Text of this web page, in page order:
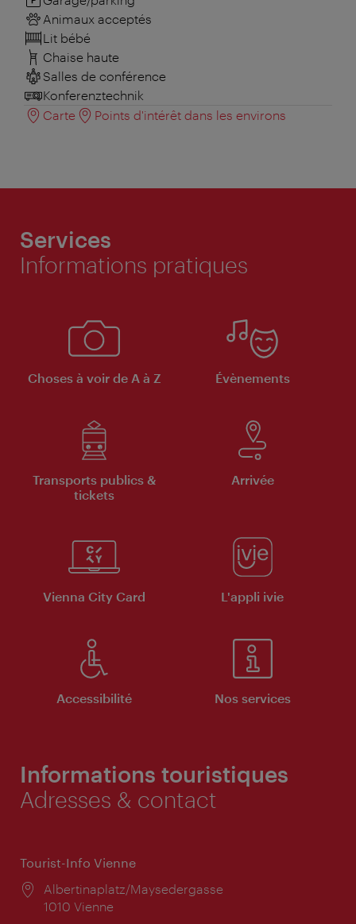
Animaux acceptés
Lit bébé
Chaise haute
Salles de conférence
Konferenztechnik
Carte
Points d'intérêt dans les environs
Services
Informations pratiques
Choses à voir de A à Z Évènements
Transports publics &
tickets
Arrivée
Vienna City Card L'appli ivie
Accessibilité Nos services
Informations touristiques
Adresses & contact
Tourist-Info Vienne
Lieu:
Albertinaplatz/Maysedergasse
1010 Vienne